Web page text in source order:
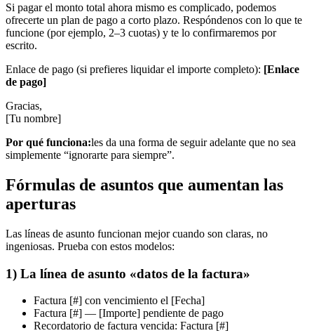
Si pagar el monto total ahora mismo es complicado, podemos
ofrecerte un plan de pago a corto plazo. Respóndenos con lo que te
funcione (por ejemplo, 2–3 cuotas) y te lo confirmaremos por
escrito.
Enlace de pago (si prefieres liquidar el importe completo): [Enlace
de pago]
Gracias,
[Tu nombre]
Por qué funciona:les da una forma de seguir adelante que no sea
simplemente “ignorarte para siempre”.
Fórmulas de asuntos que aumentan las
aperturas
Las líneas de asunto funcionan mejor cuando son claras, no
ingeniosas. Prueba con estos modelos:
1) La línea de asunto «datos de la factura»
Factura [#] con vencimiento el [Fecha]
Factura [#] — [Importe] pendiente de pago
Recordatorio de factura vencida: Factura [#]